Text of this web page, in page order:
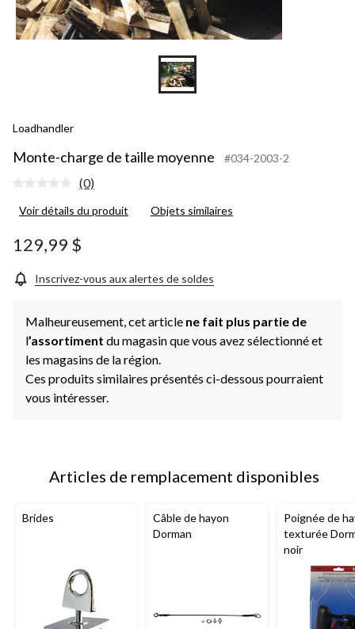
Loadhandler
Monte-charge de taille moyenne #034-2003-2
Aucune
pour
produit.
Lien
la
même
(0)
Voir détails du produit Objets similaires
129,99 $
Inscrivez-vous aux alertes de soldes
Malheureusement, cet article ne fait plus partie de
l’assortiment du magasin que vous avez sélectionné et
les magasins de la région.
Ces produits similaires présentés ci-dessous pourraient
vous intéresser.
Articles de remplacement disponibles
Brides
Câble de hayon
Dorman
Poignée de
texturée
noir